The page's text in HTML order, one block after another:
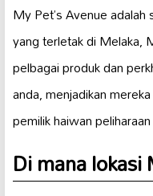
My Pet’s Avenue adalah
yang terletak di Melaka,
pelbagai produk dan
anda, menjadikan
pemilik haiwan
Di mana lokasi